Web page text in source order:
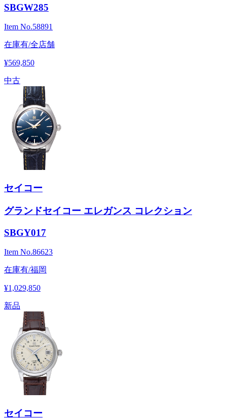
SBGW285
Item No.58891
在庫有/全店舗
¥569,850
中古
セイコー
グランドセイコー エレガンス コレクション
SBGY017
Item No.86623
在庫有/福岡
¥1,029,850
新品
セイコー